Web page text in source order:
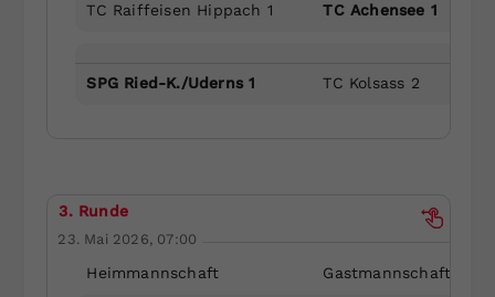
TC Raiffeisen Hippach 1 TC Achensee 1
SPG Ried-K./Uderns 1 TC Kolsass 2
3. Runde
23. Mai 2026, 07:00
Heimmannschaft Gastmannschaft